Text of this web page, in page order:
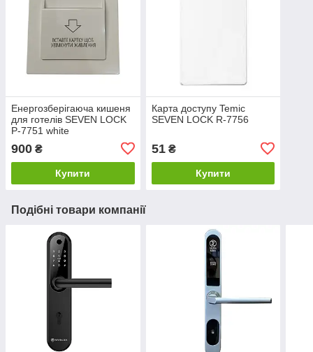
Енергозберігаюча кишеня
для готелів SEVEN LOCK
P-7751 white
900 ₴
Купити
Карта доступу Temic
SEVEN LOCK R-7756
51₴
Купити
Подібні товари компанії